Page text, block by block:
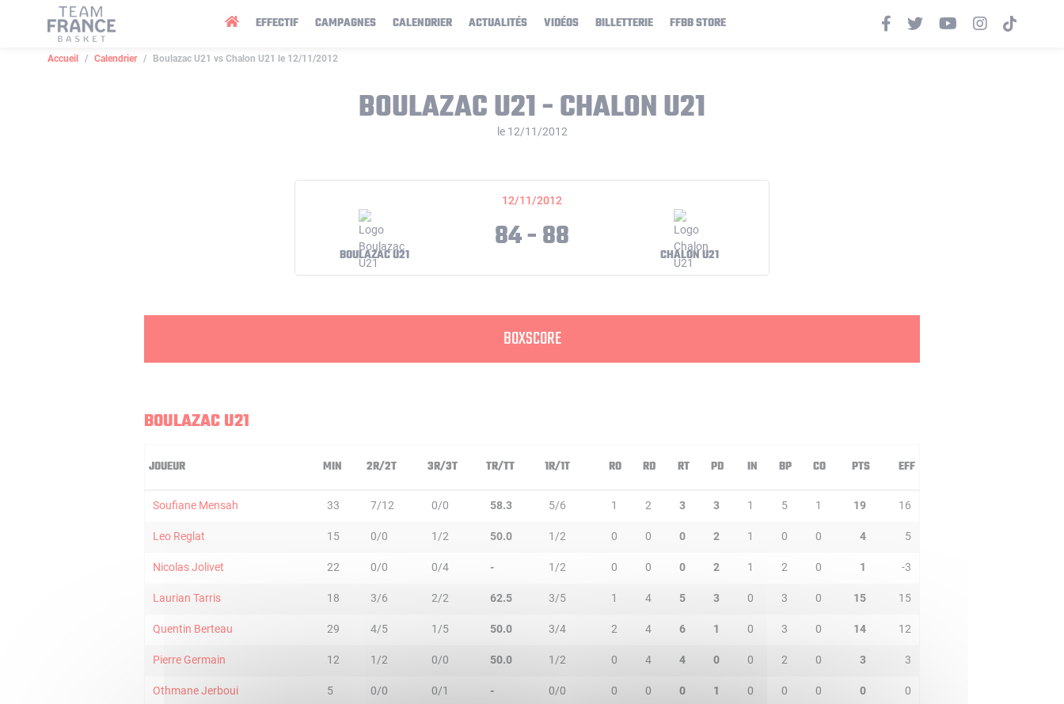
EFFECTIF CAMPAGNES CALENDRIER ACTUALITÉS VIDÉOS BILLETTERIE FFBB STORE
Accueil Calendrier Boulazac U21 vs Chalon U21 le 12/11/2012
BOULAZAC U21 - CHALON U21
le 12/11/2012
12/11/2012
BOULAZAC U21 84 - 88 CHALON U21
BOXSCORE
BOULAZAC U21
JOUEUR MIN 2R/2T 3R/3T TR/TT 1R/1T RO RD RT PD IN BP CO PTS EFF
Soufiane Mensah 33 7/12 0/0 58.3 5/6 1 2 3 3 1 5 1 19 16
Leo Reglat 15 0/0 1/2 50.0 1/2 0 0 0 2 1 0 0 4 5
Nicolas Jolivet 22 0/0 0/4 - 1/2 0 0 0 2 1 2 0 1 -3
Laurian Tarris 18 3/6 2/2 62.5 3/5 1 4 5 3 0 3 0 15 15
Quentin Berteau 29 4/5 1/5 50.0 3/4 2 4 6 1 0 3 0 14 12
Pierre Germain 12 1/2 0/0 50.0 1/2 0 4 4 0 0 2 0 3 3
Othmane Jerboui 5 0/0 0/1 - 0/0 0 0 0 1 0 0 0 0 0
Panneau de gestion des cookies